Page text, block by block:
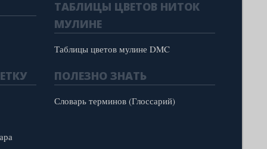
ТАБЛИЦЫ ЦВЕТОВ НИТОК
МУЛИНЕ
Таблицы цветов мулине DMC
ПОЛЕЗНО ЗНАТЬ
Словарь терминов (Глоссарий)